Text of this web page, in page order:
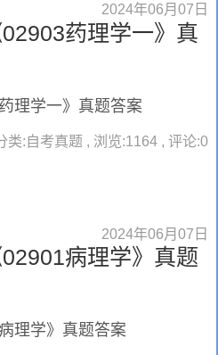
2024年06月07日
药理学一》真
理学一》真题答案
类:自考真题 , 浏览:1164 , 评论:0
2024年06月07日
病理学》真题
理学》真题答案